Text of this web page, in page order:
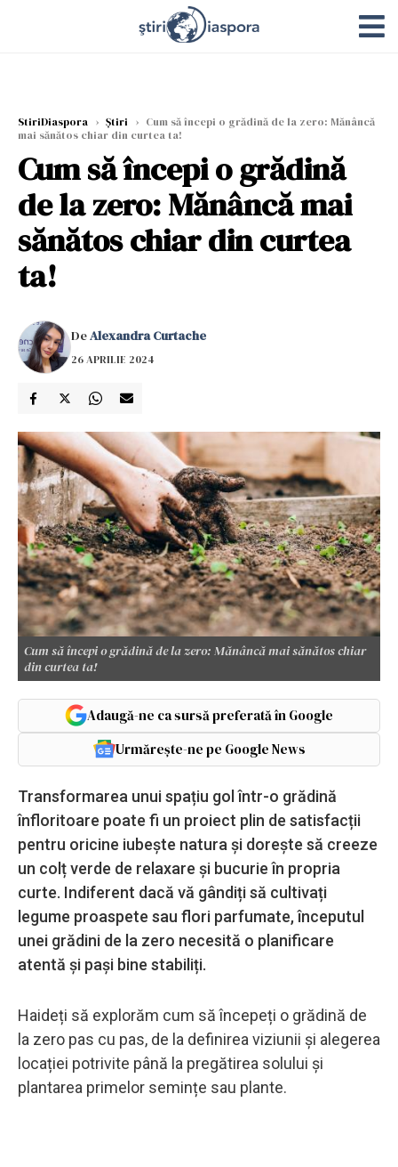
StiriDiaspora › Știri › Cum să începi o grădină de la zero: Mănâncă
mai sănătos chiar din curtea ta!
Cum să începi o grădină
de la zero: Mănâncă mai
sănătos chiar din curtea
ta!
DeAlexandra Curtache
26 APRILIE 2024
Cum să începi o grădină de la zero: Mănâncă mai sănătos chiar
din curtea ta!
Adaugă-ne ca sursă preferată în Google
Urmărește-ne pe Google News
Transformarea unui spațiu gol într-o grădină
înfloritoare poate fi un proiect plin de satisfacții
pentru oricine iubește natura și dorește să creeze
un colț verde de relaxare și bucurie în propria
curte. Indiferent dacă vă gândiți să cultivați
legume proaspete sau flori parfumate, începutul
unei grădini de la zero necesită o planificare
atentă și pași bine stabiliți.
Haideți să explorăm cum să începeți o grădină de
la zero pas cu pas, de la definirea viziunii și alegerea
locației potrivite până la pregătirea solului și
plantarea primelor semințe sau plante.